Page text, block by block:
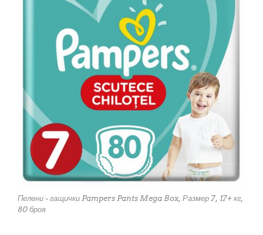
Пелени - гащички Pampers Pants Mega Box, Размер 7, 17+ кг,
80 броя